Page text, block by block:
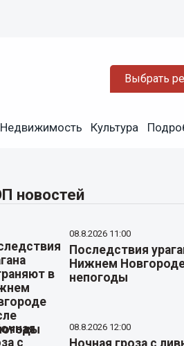
Выбрать
Недвижимость Культура
новостей
08.8.2026 11:00
Последствия
Нижнем
непогоды
08.8.2026 12:00
Ночная гроза с